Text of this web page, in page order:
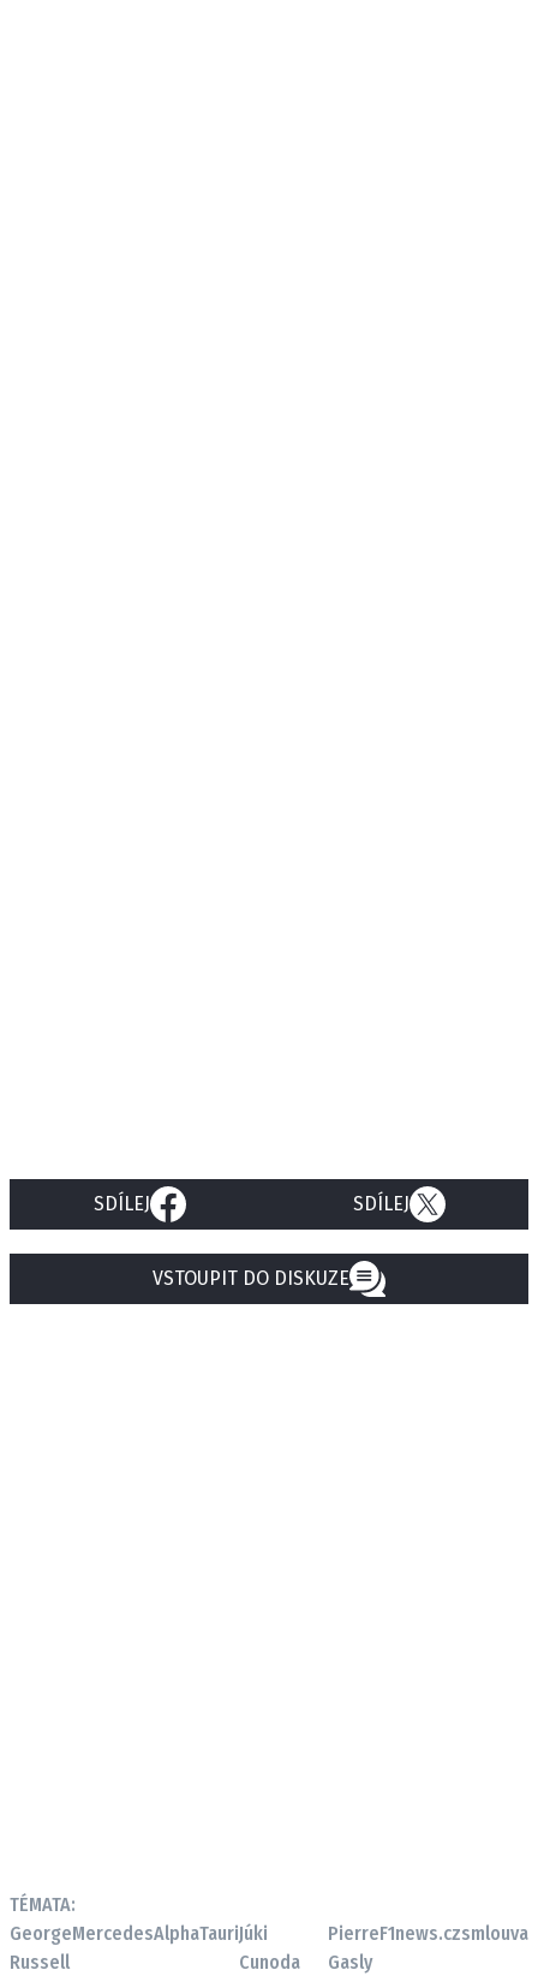
SDÍLEJ SDÍLEJ
VSTOUPIT DO DISKUZE
TÉMATA:
George
Russell
MercedesAlphaTauriJúki
Cunoda
Pierre
Gasly
F1news.czsmlouva